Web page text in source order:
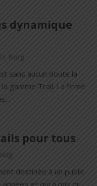
dynamique
Roig
sans aucun doute la
gamme Trail. La firme
pour tous
destinée à un public
et qui a mis du